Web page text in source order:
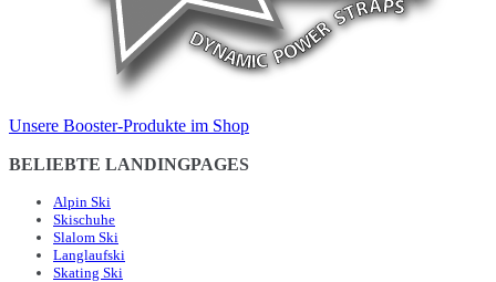
Unsere Booster-Produkte im Shop
BELIEBTE LANDINGPAGES
Alpin Ski
Skischuhe
Slalom Ski
Langlaufski
Skating Ski